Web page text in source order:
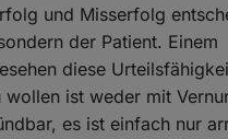
und Misserfolg
der Patient. Einem
diese
wollen ist weder mit
es ist einfach nur